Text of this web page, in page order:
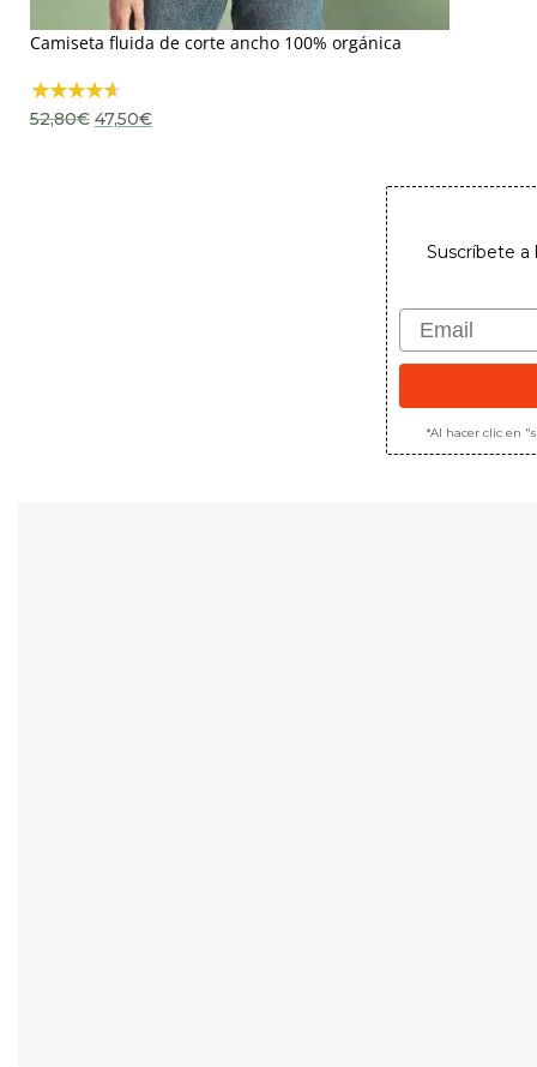
Camiseta fluida de corte ancho 100% orgánica
52,80€ El
precio
47,50€El
precio
Suscríbete a
Email
*Al hacer clic en